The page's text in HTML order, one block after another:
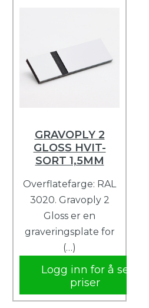
GRAVOPLY 2
GLOSS HVIT-
SORT 1,5MM
Overflatefarge: RAL
3020. Gravoply 2
Gloss er en
graveringsplate for
(…)
Logg inn for å se
priser